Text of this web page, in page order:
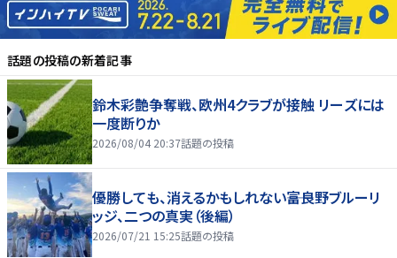
話題の投稿の新着記事
鈴木彩艶争奪戦、欧州4クラブが接触 リーズには
一度断りか
2026/08/04 20:37話題の投稿
優勝しても、消えるかもしれない――富良野ブルーリ
ッジ、二つの真実（後編）
2026/07/21 15:25話題の投稿